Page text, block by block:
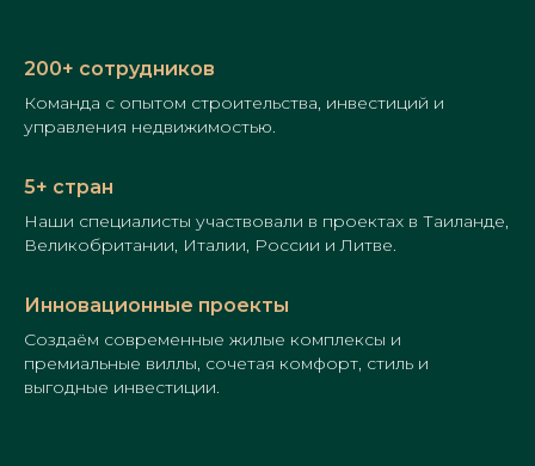
200+ сотрудников
Команда с опытом строительства, инвестиций и
управления недвижимостью.
5+ стран
Наши специалисты участвовали в проектах в Таиланде,
Великобритании, Италии, России и Литве.
Инновационные проекты
Создаём современные жилые комплексы и
премиальные виллы, сочетая комфорт, стиль и
выгодные инвестиции.